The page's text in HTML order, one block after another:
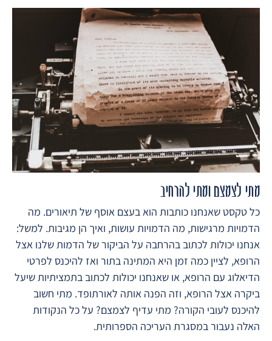
מתי לצמצם ומתי להרחיב
כל טקסט שאנחנו כותבות הוא בעצם אוסף של תיאורים. מה
הדמויות מרגישות, מה הדמויות עושות, ואיך הן מגיבות. למשל:
אנחנו יכולות לכתוב בהרחבה על הביקור של הדמות שלנו אצל
הרופא, לציין כמה זמן היא המתינה בתור ואז להיכנס לפרטי
הדיאלוג עם הרופא, או שאנחנו יכולות לכתוב בתמציתיות שיעל
ביקרה אצל הרופא, וזה הפנה אותה לאורתופד. מתי חשוב
להיכנס לעובי הקורה? מתי עדיף לצמצם? על כל הנקודות
האלה נעבור במסגרת העריכה הספרותית.